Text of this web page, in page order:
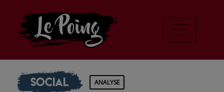
Social ANALYSE